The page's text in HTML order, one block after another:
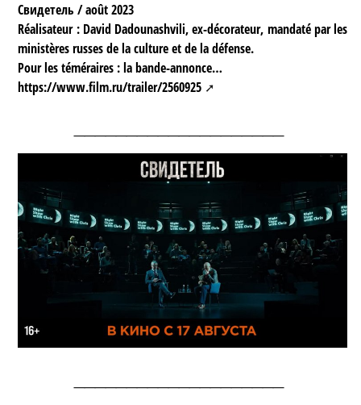
Свидетель / août 2023
Réalisateur : David Dadounashvili, ex-décorateur, mandaté par les
ministères russes de la culture et de la défense.
Pour les téméraires : la bande-annonce…
https://www.film.ru/trailer/2560925